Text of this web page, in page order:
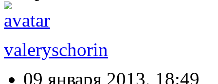
valeryschorin
09 января 2013, 18:49